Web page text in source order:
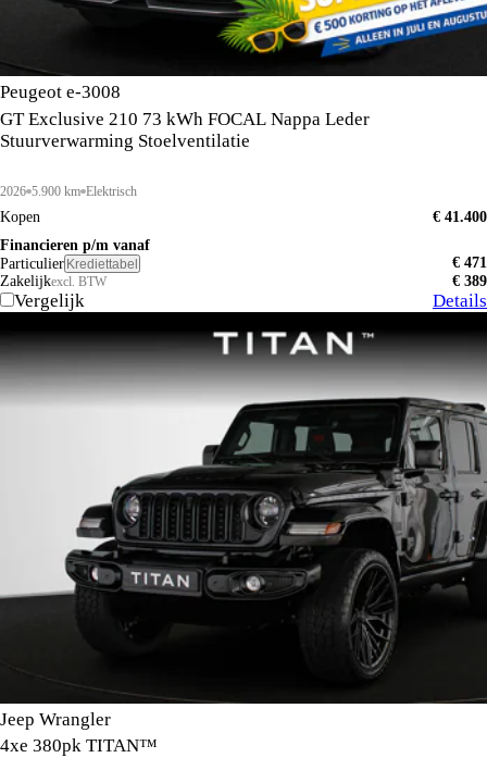
Peugeot e-3008
GT Exclusive 210 73 kWh FOCAL Nappa Leder
Stuurverwarming Stoelventilatie
2026 5.900 km Elektrisch
Kopen
€ 41.400
Financieren p/m vanaf
Particulier Krediettabel
€ 471
Zakelijkexcl. BTW € 389
Vergelijk Details
Jeep Wrangler
4xe 380pk TITAN™